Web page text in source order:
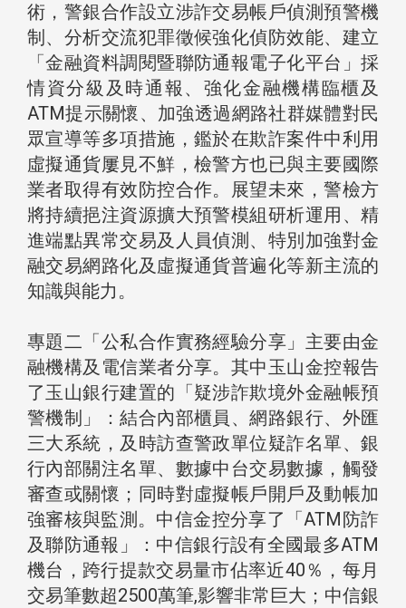
術，警銀合作設立涉詐交易帳戶偵測預警機
制、分析交流犯罪徵候強化偵防效能、建立
「金融資料調閱暨聯防通報電子化平台」採
情資分級及時通報、強化金融機構臨櫃及
ATM提示關懷、加強透過網路社群媒體對民
眾宣導等多項措施，鑑於在欺詐案件中利用
虛擬通貨屢見不鮮，檢警方也已與主要國際
業者取得有效防控合作。展望未來，警檢方
將持續挹注資源擴大預警模組研析運用、精
進端點異常交易及人員偵測、特別加強對金
融交易網路化及虛擬通貨普遍化等新主流的
知識與能力。
專題二「公私合作實務經驗分享」主要由金
融機構及電信業者分享。其中玉山金控報告
了玉山銀行建置的「疑涉詐欺境外金融帳預
警機制」：結合內部櫃員、網路銀行、外匯
三大系統，及時訪查警政單位疑詐名單、銀
行內部關注名單、數據中台交易數據，觸發
審查或關懷；同時對虛擬帳戶開戶及動帳加
強審核與監測。中信金控分享了「ATM防詐
及聯防通報」：中信銀行設有全國最多ATM
機台，跨行提款交易量市佔率近40％，每月
交易筆數超2500萬筆,影響非常巨大；中信銀